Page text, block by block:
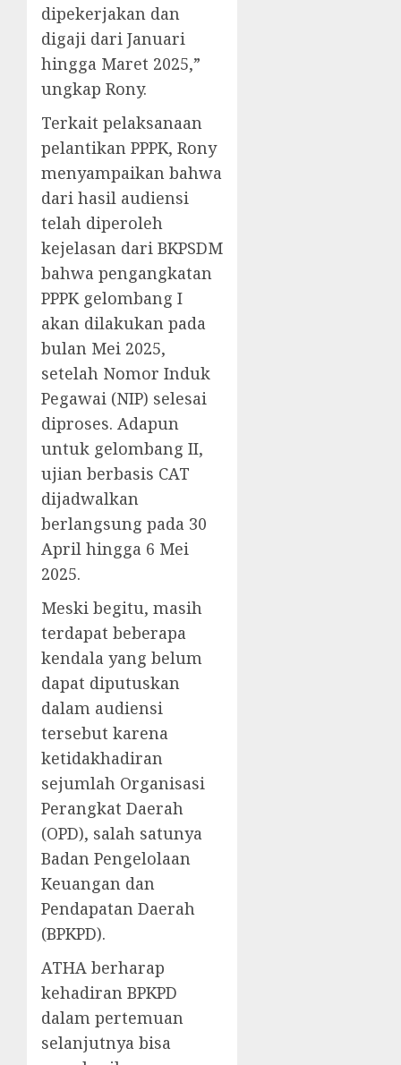
dipekerjakan dan
digaji dari Januari
hingga Maret 2025,”
ungkap Rony.
Terkait pelaksanaan
pelantikan PPPK, Rony
menyampaikan bahwa
dari hasil audiensi
telah diperoleh
kejelasan dari BKPSDM
bahwa pengangkatan
PPPK gelombang I
akan dilakukan pada
bulan Mei 2025,
setelah Nomor Induk
Pegawai (NIP) selesai
diproses. Adapun
untuk gelombang II,
ujian berbasis CAT
dijadwalkan
berlangsung pada 30
April hingga 6 Mei
2025.
Meski begitu, masih
terdapat beberapa
kendala yang belum
dapat diputuskan
dalam audiensi
tersebut karena
ketidakhadiran
sejumlah Organisasi
Perangkat Daerah
(OPD), salah satunya
Badan Pengelolaan
Keuangan dan
Pendapatan Daerah
(BPKPD).
ATHA berharap
kehadiran BPKPD
dalam pertemuan
selanjutnya bisa